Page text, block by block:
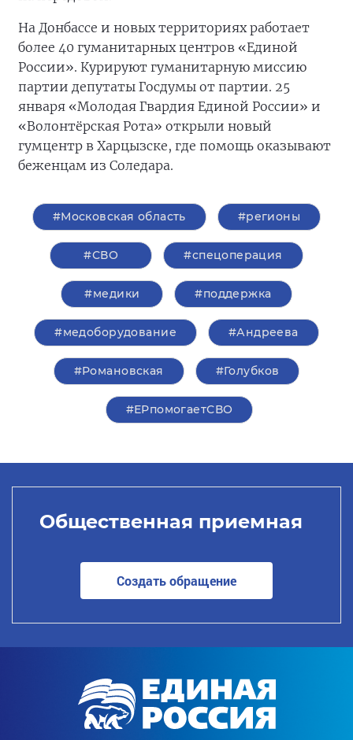
На Донбассе и новых территориях работает
более 40 гуманитарных центров «Единой
России». Курируют гуманитарную миссию
партии депутаты Госдумы от партии. 25
января «Молодая Гвардия Единой России» и
«Волонтёрская Рота» открыли новый
гумцентр в Харцызске, где помощь оказывают
беженцам из Соледара.
#Московская область #регионы
#СВО #спецоперация
#медики #поддержка
#медоборудование #Андреева
#Романовская #Голубков
#ЕРпомогаетСВО
Общественная приемная
Создать обращение